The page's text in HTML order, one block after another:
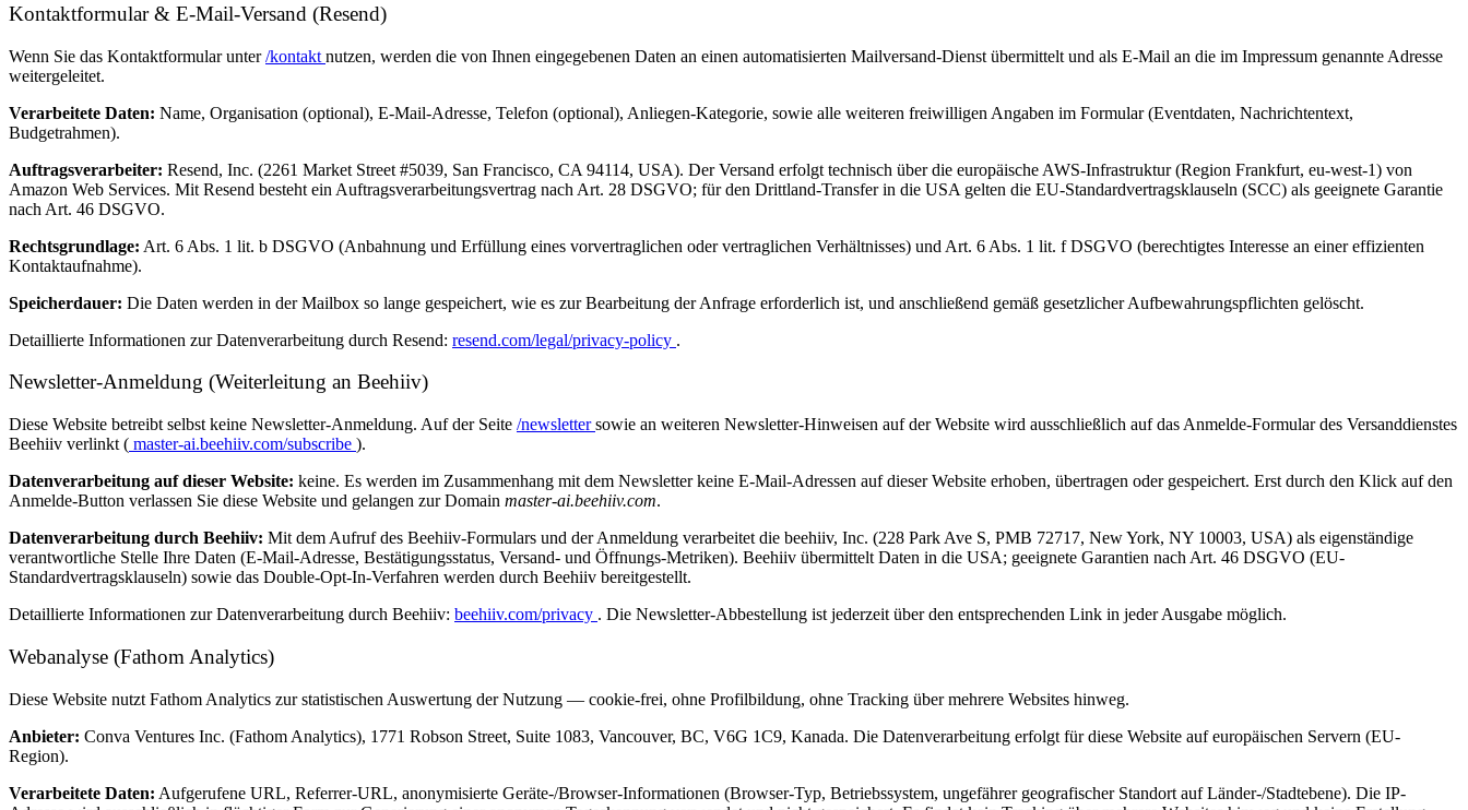
Kontaktformular & E-Mail-Versand (Resend)
Wenn Sie das Kontaktformular unter/kontakt nutzen, werden die von Ihnen eingegebenen Daten an einen automatisierten Mailversand-Dienst übermittelt und als E-Mail an die im Impressum genannte Adresse
weitergeleitet.
Verarbeitete Daten: Name, Organisation (optional), E-Mail-Adresse, Telefon (optional), Anliegen-Kategorie, sowie alle weiteren freiwilligen Angaben im Formular (Eventdaten, Nachrichtentext,
Budgetrahmen).
Auftragsverarbeiter: Resend, Inc. (2261 Market Street #5039, San Francisco, CA 94114, USA). Der Versand erfolgt technisch über die europäische AWS-Infrastruktur (Region Frankfurt, eu-west-1) von
Amazon Web Services. Mit Resend besteht ein Auftragsverarbeitungsvertrag nach Art. 28 DSGVO; für den Drittland-Transfer in die USA gelten die EU-Standardvertragsklauseln (SCC) als geeignete Garantie
nach Art. 46 DSGVO.
Rechtsgrundlage: Art. 6 Abs. 1 lit. b DSGVO (Anbahnung und Erfüllung eines vorvertraglichen oder vertraglichen Verhältnisses) und Art. 6 Abs. 1 lit. f DSGVO (berechtigtes Interesse an einer effizienten
Kontaktaufnahme).
Speicherdauer: Die Daten werden in der Mailbox so lange gespeichert, wie es zur Bearbeitung der Anfrage erforderlich ist, und anschließend gemäß gesetzlicher Aufbewahrungspflichten gelöscht.
Detaillierte Informationen zur Datenverarbeitung durch Resend: resend.com/legal/privacy-policy .
Newsletter-Anmeldung (Weiterleitung an Beehiiv)
Diese Website betreibt selbst keine Newsletter-Anmeldung. Auf der Seite /newslettersowie an weiteren Newsletter-Hinweisen auf der Website wird ausschließlich auf das Anmelde-Formular des Versanddienstes
Beehiiv verlinkt ( master-ai.beehiiv.com/subscribe ).
Datenverarbeitung auf dieser Website: keine. Es werden im Zusammenhang mit dem Newsletter keine E-Mail-Adressen auf dieser Website erhoben, übertragen oder gespeichert. Erst durch den Klick auf den
Anmelde-Button verlassen Sie diese Website und gelangen zur Domain master-ai.beehiiv.com.
Datenverarbeitung durch Beehiiv: Mit dem Aufruf des Beehiiv-Formulars und der Anmeldung verarbeitet die beehiiv, Inc. (228 Park Ave S, PMB 72717, New York, NY 10003, USA) als eigenständige
verantwortliche Stelle Ihre Daten (E-Mail-Adresse, Bestätigungsstatus, Versand- und Öffnungs-Metriken). Beehiiv übermittelt Daten in die USA; geeignete Garantien nach Art. 46 DSGVO (EU-
Standardvertragsklauseln) sowie das Double-Opt-In-Verfahren werden durch Beehiiv bereitgestellt.
Detaillierte Informationen zur Datenverarbeitung durch Beehiiv: beehiiv.com/privacy . Die Newsletter-Abbestellung ist jederzeit über den entsprechenden Link in jeder Ausgabe möglich.
Webanalyse (Fathom Analytics)
Diese Website nutzt Fathom Analytics zur statistischen Auswertung der Nutzung — cookie-frei, ohne Profilbildung, ohne Tracking über mehrere Websites hinweg.
Anbieter: Conva Ventures Inc. (Fathom Analytics), 1771 Robson Street, Suite 1083, Vancouver, BC, V6G 1C9, Kanada. Die Datenverarbeitung erfolgt für diese Website auf europäischen Servern (EU-
Region).
Verarbeitete Daten: Aufgerufene URL, Referrer-URL, anonymisierte Geräte-/Browser-Informationen (Browser-Typ, Betriebssystem, ungefährer geografischer Standort auf Länder-/Stadtebene). Die IP-